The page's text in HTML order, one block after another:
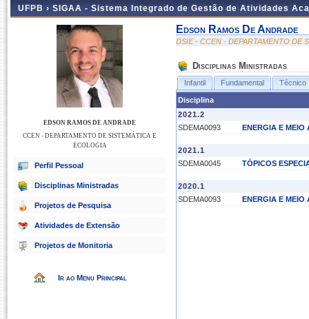
UFPB › SIGAA - Sistema Integrado de Gestão de Atividades
EDSON RAMOS DE ANDRADE
CCEN - DEPARTAMENTO DE SISTEMÁTICA E
ECOLOGIA
Perfil Pessoal
Disciplinas Ministradas
Projetos de Pesquisa
Atividades de Extensão
Projetos de Monitoria
Ir ao Menu Principal
Edson Ramos De Andrade
DSIE - CCEN - DEPARTAMENTO DE
Disciplinas Ministradas
Infantil Fundamental Técnico
Disciplina
2021.2
SDEMA0093
ENERGIA E MEIO
2021.1
SDEMA0045
TÓPICOS
2020.1
SDEMA0093
ENERGIA E MEIO